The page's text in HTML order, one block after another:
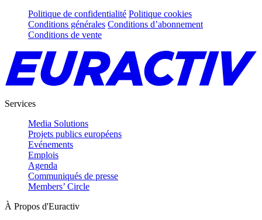
Politique de confidentialité Politique cookies
Conditions générales Conditions d’abonnement
Conditions de vente
Services
Media Solutions
Projets publics européens
Evénements
Emplois
Agenda
Communiqués de presse
Members’ Circle
À Propos d'Euractiv